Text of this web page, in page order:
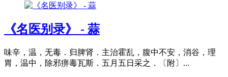
《名医别录》 - 蒜
味辛，温，无毒．归脾肾．主治霍乱，腹中不安，消谷，理
胃，温中，除邪痹毒瓦斯．五月五日采之．〔附〕...